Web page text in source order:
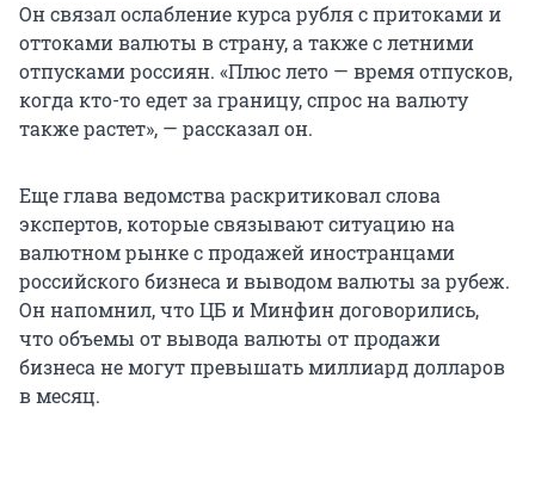
Он связал ослабление курса рубля с притоками и
оттоками валюты в страну, а также с летними
отпусками россиян. «Плюс лето — время отпусков,
когда кто-то едет за границу, спрос на валюту
также растет», — рассказал он.
Еще глава ведомства раскритиковал слова
экспертов, которые связывают ситуацию на
валютном рынке с продажей иностранцами
российского бизнеса и выводом валюты за рубеж.
Он напомнил, что ЦБ и Минфин договорились,
что объемы от вывода валюты от продажи
бизнеса не могут превышать миллиард долларов
в месяц.